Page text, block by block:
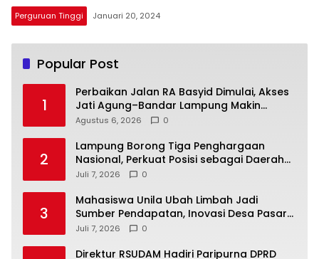
Perguruan Tinggi Januari 20, 2024
Popular Post
1
Perbaikan Jalan RA Basyid Dimulai, Akses
Jati Agung–Bandar Lampung Makin
Lancar
Agustus 6, 2026 0
2
Lampung Borong Tiga Penghargaan
Nasional, Perkuat Posisi sebagai Daerah
Penggerak Ekonomi Syariah
Juli 7, 2026 0
3
Mahasiswa Unila Ubah Limbah Jadi
Sumber Pendapatan, Inovasi Desa Pasar
Krui Raih Pengakuan Nasional
Juli 7, 2026 0
Direktur RSUDAM Hadiri Paripurna DPRD